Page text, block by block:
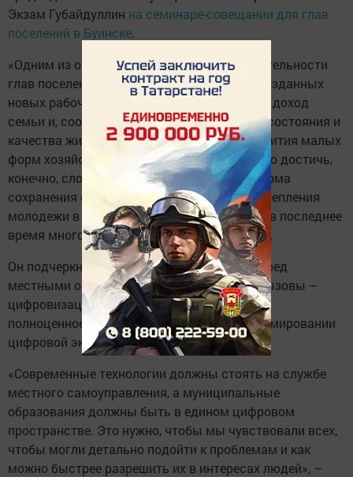
Экзам Губайдуллин на семинаре-совещании для глав
поселений в Буинске.
«Одним из основных критериев оценки деятельности
глав поселений должно быть количество созданных
новых рабочих мест. Это, в конечном итоге, доход
семьи и, соответственно, повышение благосостояния и
качества жизни каждого жителя. А без развития малых
форм хозяйствования, малого бизнеса этого достичь,
конечно, сложно. И самое главное – это форма
сохранения села, сельского населения, закрепления
молодежи в сельской местности, о чем мы в последнее
время много говорим», – сказал докладчик.
Он подчеркнул, что в современном мире перед
местными органами власти стоят новые вызовы –
цифровизация местного самоуправления и
полноценное муниципальное участие в формировании
цифровой экономики.
«Современные технологии должны стоять на службе
местного самоуправления, а муниципальные
образования должны быть в едином цифровом
пространстве. Это нужно, чтобы мы чувствовали всех,
чтобы могли детально подойти к проблемам и как
можно быстрее разрешить их в интересах людей», –